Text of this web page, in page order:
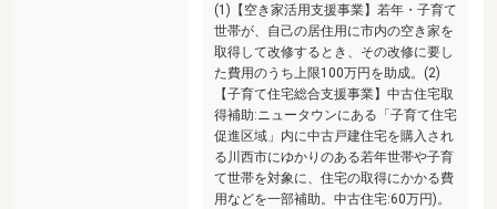
(1)【空き家活用支援事業】若年・子育て
世帯が、自己の居住用に市内の空き家を
取得して改修するとき、その改修に要し
た費用のうち上限100万円を助成。(2)
【子育て住宅総合支援事業】中古住宅取
得補助:ニュータウンにある「子育て住宅
促進区域」内に中古戸建住宅を購入され
る川西市にゆかりのある若年世帯や子育
て世帯を対象に、住宅の取得にかかる費
用などを一部補助。中古住宅:60万円)。